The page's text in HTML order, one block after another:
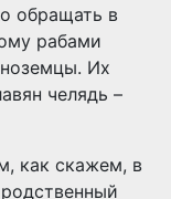
обращать в
рабами
Их
челядь –
как скажем, в